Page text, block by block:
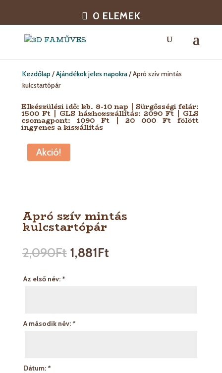
0 ELEMEK
Kezdőlap/Ajándékok jeles napokra/ Apró szív mintás
kulcstartópár
Elkészülési idő: kb. 8-10 nap | Sürgősségi felár:
1500 Ft | GLS házhozszállítás: 2090 Ft | GLS
csomagpont: 1090 Ft | 20 000 Ft fölött
ingyenes a kiszállítás
Akció!
Apró szív mintás
kulcstartópár
2,090Ft 1,881Ft
Az első név:*
A második név:*
Dátum:*